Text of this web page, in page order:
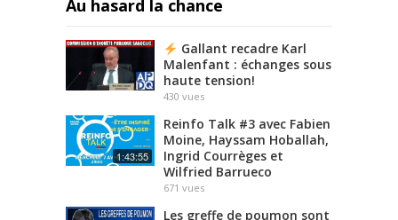
Au hasard la chance
Gallant recadre Karl
Malenfant : échanges sous
haute tension!
430 vues
1:43:55
Reinfo Talk #3 avec Fabien
Moine, Hayssam Hoballah,
Ingrid Courrèges et
Wilfried Barrueco
671 vues
Les greffe de poumon sont